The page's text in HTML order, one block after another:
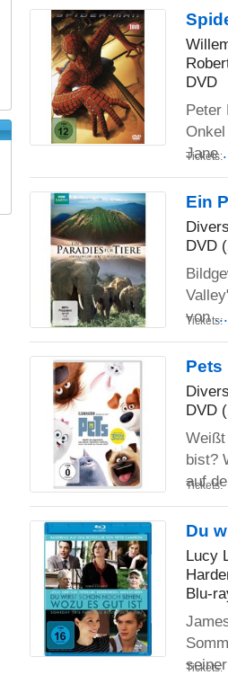
DVD
Peter
Jane
Tickets:
Ein
DVD
von
Tickets:
Pets
DVD
bist?
auf
Tickets:
Du
Lucy
Blu-
Tickets: